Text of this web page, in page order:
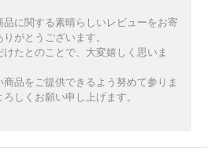
品に関する素晴らしいレビューをお寄
がとうございます。
たとのことで、大変嬉しく思いま
品をご提供できるよう努めて参りま
しくお願い申し上げます。